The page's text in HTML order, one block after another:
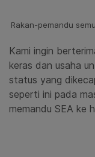
Rakan-pemandu
Kami ingin
keras dan usaha
status yang
seperti ini pada
memandu SEA ke